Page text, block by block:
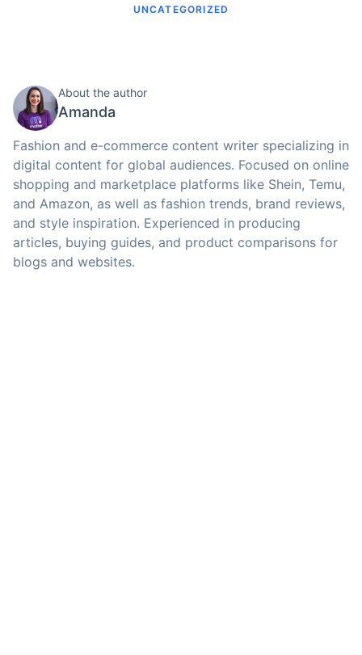
UNCATEGORIZED
About the author
Amanda
Fashion and e-commerce content writer specializing in
digital content for global audiences. Focused on online
shopping and marketplace platforms like Shein, Temu,
and Amazon, as well as fashion trends, brand reviews,
and style inspiration. Experienced in producing
articles, buying guides, and product comparisons for
blogs and websites.